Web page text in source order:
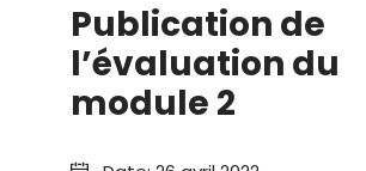
Publication de
l’évaluation du
module 2